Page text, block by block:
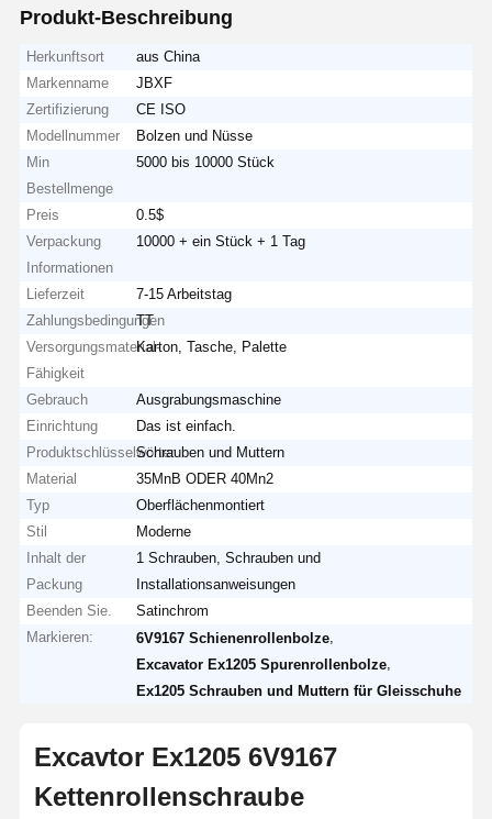
Produkt-Beschreibung
Herkunftsort
aus China
Markenname
JBXF
Zertifizierung
CE ISO
Modellnummer
Bolzen und Nüsse
Min
Bestellmenge
5000 bis 10000 Stück
Preis
0.5$
Verpackung
Informationen
10000 + ein Stück + 1 Tag
Lieferzeit
7-15 Arbeitstag
Zahlungsbedingungen
TT
Versorgungsmaterial-
Fähigkeit
Karton, Tasche, Palette
Gebrauch
Ausgrabungsmaschine
Einrichtung
Das ist einfach.
ProduktschlüsselwörterSchrauben und Muttern
Material
35MnB ODER 40Mn2
Typ
Oberflächenmontiert
Stil
Moderne
Inhalt der
Packung
1 Schrauben, Schrauben und
Installationsanweisungen
Beenden Sie.
Satinchrom
Markieren:
6V9167 Schienenrollenbolze
Excavator Ex1205 Spurenrollenbolze
Ex1205 Schrauben und Muttern für Gleisschuhe
Excavtor Ex1205 6V9167
Kettenrollenschraube